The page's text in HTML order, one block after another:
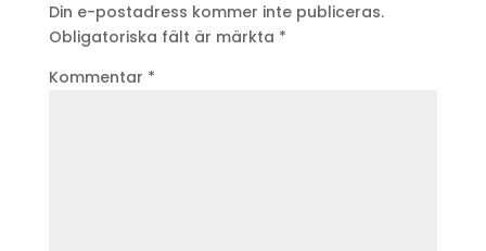
Din e-postadress kommer inte publiceras.
Obligatoriska fält är märkta *
Kommentar *